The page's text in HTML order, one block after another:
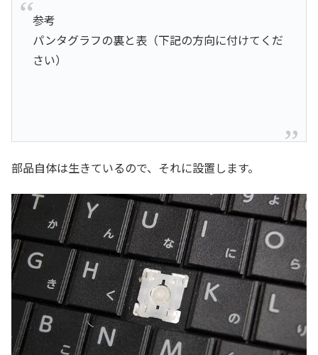
参考
パンタグラフの裏と表（下記の方向に付けてくだ
さい）
部品自体は生きているので、それに設置します。